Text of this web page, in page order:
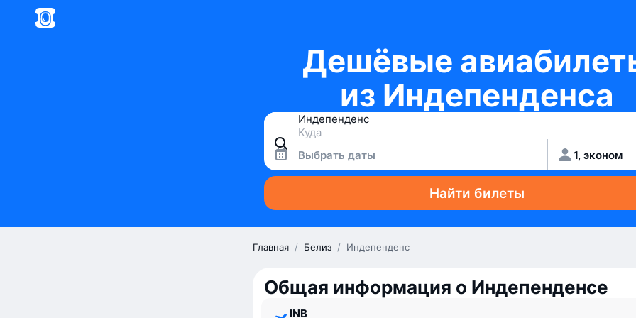
Дешёвые
из Индепенденса
Выбрать даты 1, эконом
Найти билеты
Главная / Белиз / Индепенденс
Общая информация о Индепенденсе
INB